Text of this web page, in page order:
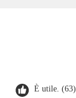
È utile. (63)